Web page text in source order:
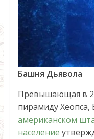
Башня Дьявола
Превышающая в
пирамиду Хеопса,
американском
население